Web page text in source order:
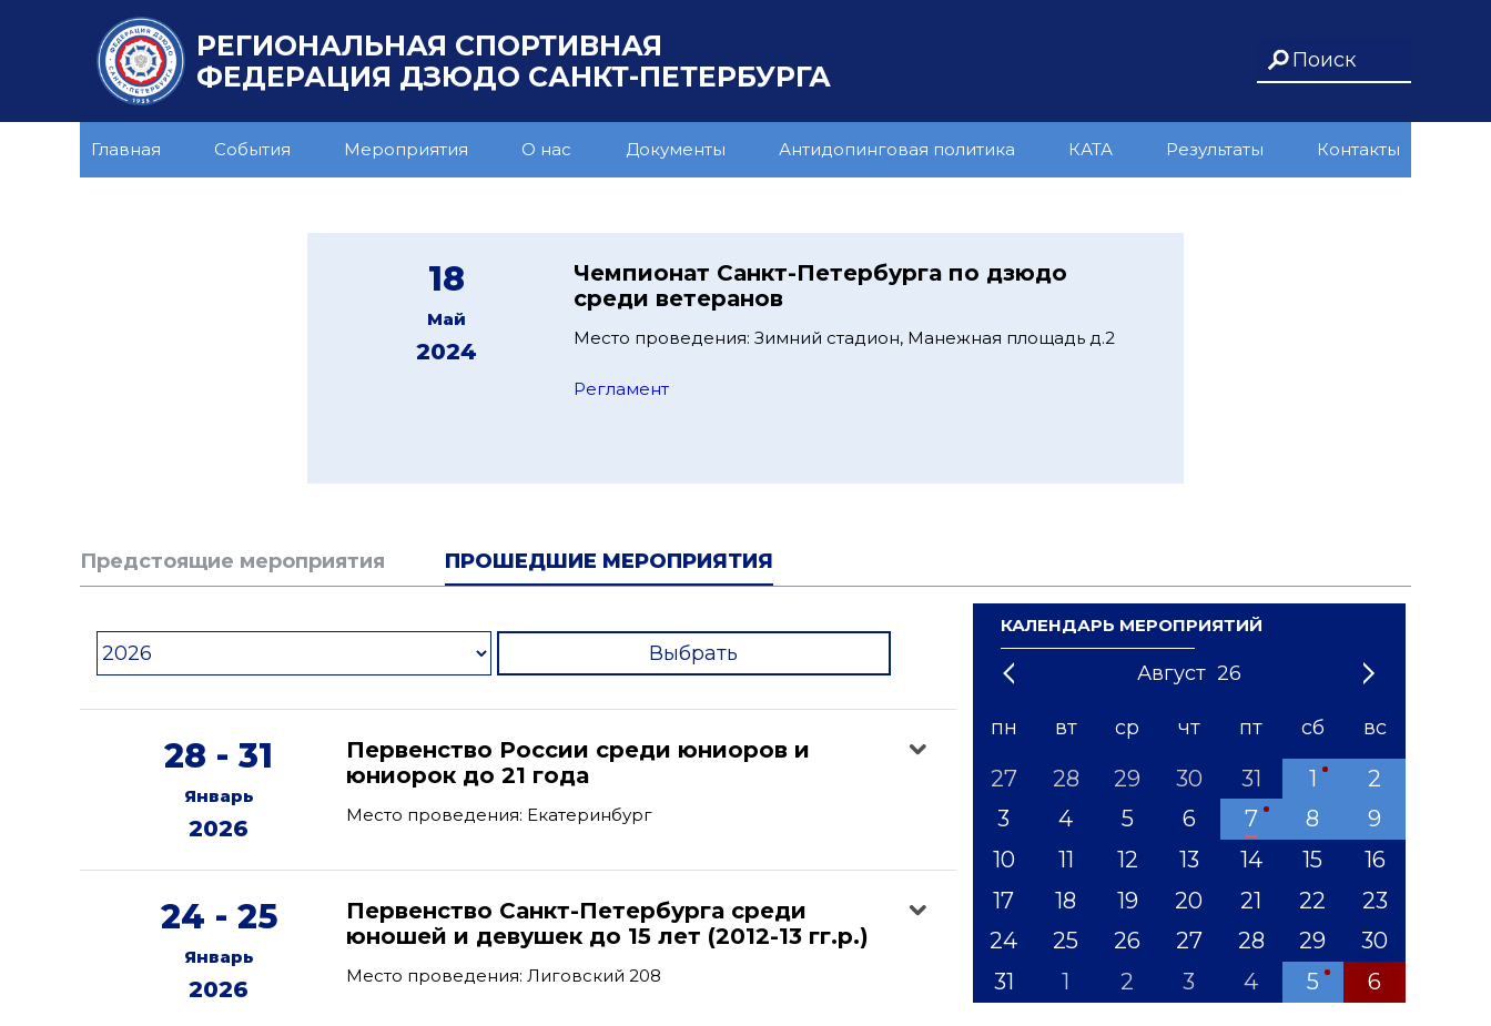
РЕГИОНАЛЬНАЯ СПОРТИВНАЯ
ФЕДЕРАЦИЯ ДЗЮДО САНКТ-ПЕТЕРБУРГА
Главная События Мероприятия О нас Документы Антидопинговая политика КАТА Результаты Контакты
18
Май
2024
Чемпионат Санкт-Петербурга по дзюдо
среди ветеранов
Место проведения: Зимний стадион, Манежная площадь д.2
Регламент
Предстоящие мероприятия ПРОШЕДШИЕ МЕРОПРИЯТИЯ
Выбрать
28 - 31
Январь
2026
Первенство России среди юниоров и
юниорок до 21 года
Место проведения: Екатеринбург
24 - 25
Январь
2026
Первенство Санкт-Петербурга среди
юношей и девушек до 15 лет (2012-13 гг.р.)
Место проведения: Лиговский 208
КАЛЕНДАРЬ МЕРОПРИЯТИЙ
Август 26
1 3 5 8 10 12
'21 '23 '24 '25 '26 '27 '28 '29 '31
пн вт ср чт пт сб вс
27 28 29 30 31 1
2
3
4 5 6 7 8
9
10
11 12 13 14 15
16
17
18 19 20 21 22
23
24
25 26 27 28 29
30
31
1 2 3 4 5 6